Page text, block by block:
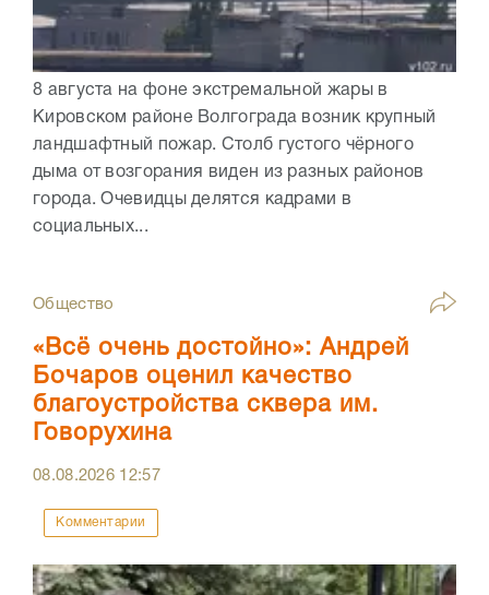
8 августа на фоне экстремальной жары в
Кировском районе Волгограда возник крупный
ландшафтный пожар. Столб густого чёрного
дыма от возгорания виден из разных районов
города. Очевидцы делятся кадрами в
социальных...
Общество
«Всё очень достойно»: Андрей
Бочаров оценил качество
благоустройства сквера им.
Говорухина
08.08.2026 12:57
Комментарии